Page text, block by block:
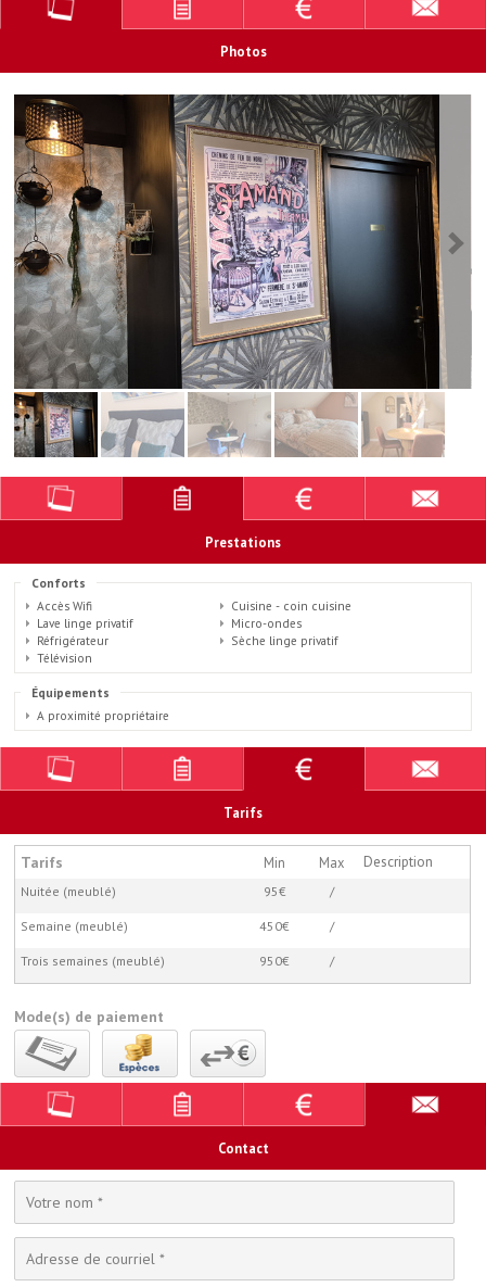
Photos
Prestations
Conforts
Accès Wifi
Cuisine - coin cuisine
Lave linge privatif
Micro-ondes
Réfrigérateur
Sèche linge privatif
Télévision
Équipements
A proximité propriétaire
Tarifs
Tarifs Min Max Description
Nuitée (meublé) 95€ /
Semaine (meublé) 450€ /
Trois semaines (meublé) 950€ /
Mode(s) de paiement
Contact